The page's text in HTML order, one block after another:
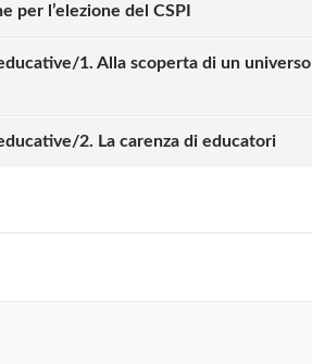
per l’elezione del CSPI
1. Alla scoperta di un universo
2. La carenza di educatori
commentare!